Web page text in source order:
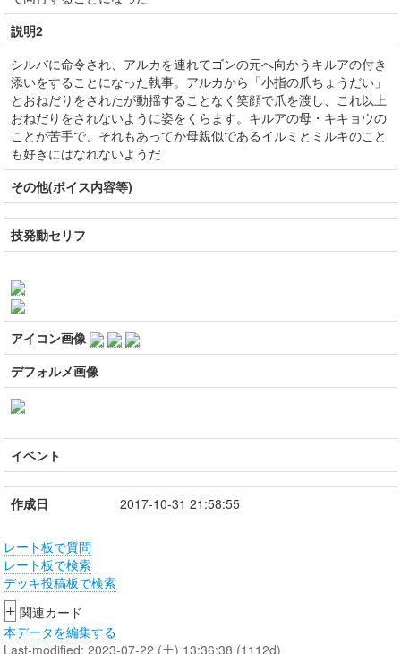
説明2
シルバに命令され、アルカを連れてゴンの元へ向かうキルアの付き
添いをすることになった執事。アルカから「小指の爪ちょうだい」
とおねだりをされたが動揺することなく笑顔で爪を渡し、これ以上
おねだりをされないように姿をくらます。キルアの母・キキョウの
ことが苦手で、それもあってか母親似であるイルミとミルキのこと
も好きにはなれないようだ
その他(ボイス内容等)
技発動セリフ
アイコン画像
デフォルメ画像
イベント
作成日 2017-10-31 21:58:55
レート板で質問
レート板で検索
デッキ投稿板で検索
+ 関連カード
本データを編集する
Last-modified: 2023-07-22 (土) 13:36:38 (1112d)